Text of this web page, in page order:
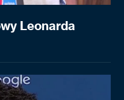
Leonarda